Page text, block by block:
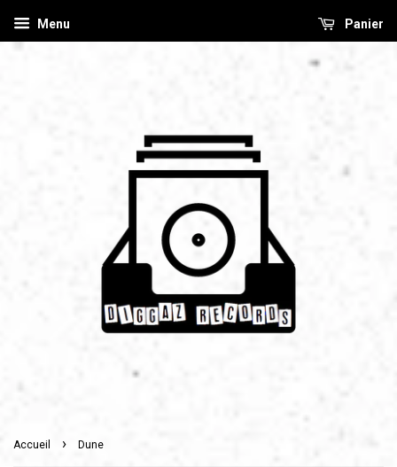
Menu Panier
Accueil › Dune